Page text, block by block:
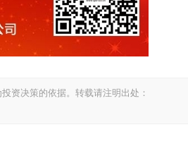
资决策的依据。转载请注明出处：